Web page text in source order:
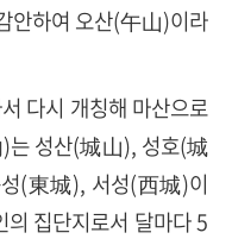
안하여 오산(午山)이라
다시 개칭해 마산으로
는 성산(城山), 성호(城
(東城), 서성(西城)이
집단지로서 달마다 5